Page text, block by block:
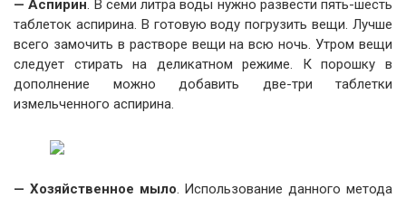
— Аспирин. В семи литра воды нужно развести пять-шесть
таблеток аспирина. В готовую воду погрузить вещи. Лучше
всего замочить в растворе вещи на всю ночь. Утром вещи
следует стирать на деликатном режиме. К порошку в
дополнение можно добавить две-три таблетки
измельченного аспирина.
— Хозяйственное мыло. Использование данного метода